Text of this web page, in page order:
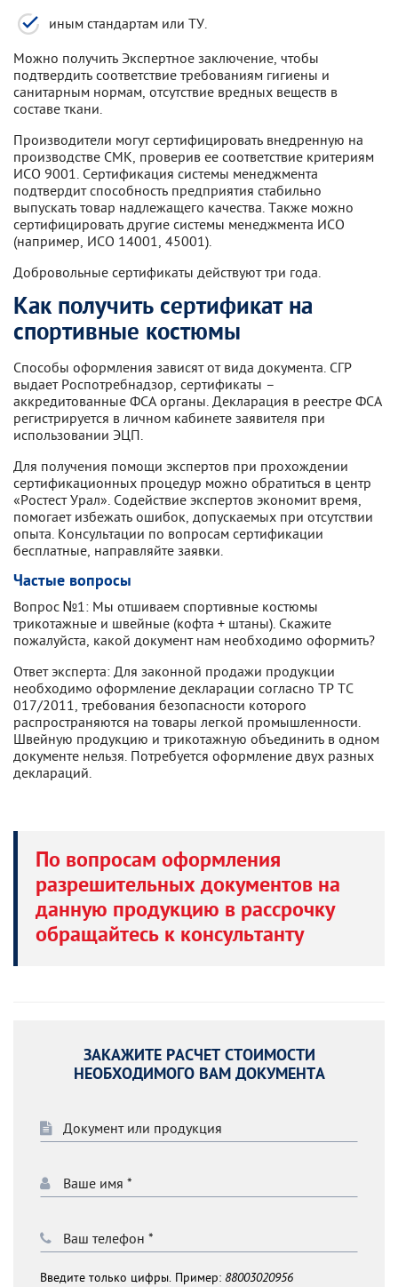
иным стандартам или ТУ.
Можно получить Экспертное заключение, чтобы
подтвердить соответствие требованиям гигиены и
санитарным нормам, отсутствие вредных веществ в
составе ткани.
Производители могут сертифицировать внедренную на
производстве СМК, проверив ее соответствие критериям
ИСО 9001. Сертификация системы менеджмента
подтвердит способность предприятия стабильно
выпускать товар надлежащего качества. Также можно
сертифицировать другие системы менеджмента ИСО
(например, ИСО 14001, 45001).
Добровольные сертификаты действуют три года.
Как получить сертификат на
спортивные костюмы
Способы оформления зависят от вида документа. СГР
выдает Роспотребнадзор, сертификаты –
аккредитованные ФСА органы. Декларация в реестре ФСА
регистрируется в личном кабинете заявителя при
использовании ЭЦП.
Для получения помощи экспертов при прохождении
сертификационных процедур можно обратиться в центр
«Ростест Урал». Содействие экспертов экономит время,
помогает избежать ошибок, допускаемых при отсутствии
опыта. Консультации по вопросам сертификации
бесплатные, направляйте заявки.
Частые вопросы
Вопрос №1: Мы отшиваем спортивные костюмы
трикотажные и швейные (кофта + штаны). Скажите
пожалуйста, какой документ нам необходимо оформить?
Ответ эксперта: Для законной продажи продукции
необходимо оформление декларации согласно ТР ТС
017/2011, требования безопасности которого
распространяются на товары легкой промышленности.
Швейную продукцию и трикотажную объединить в одном
документе нельзя. Потребуется оформление двух разных
деклараций.
По вопросам оформления
разрешительных документов на
данную продукцию в рассрочку
обращайтесь к консультанту
ЗАКАЖИТЕ РАСЧЕТ СТОИМОСТИ
НЕОБХОДИМОГО ВАМ ДОКУМЕНТА
Введите только цифры. Пример: 88003020956